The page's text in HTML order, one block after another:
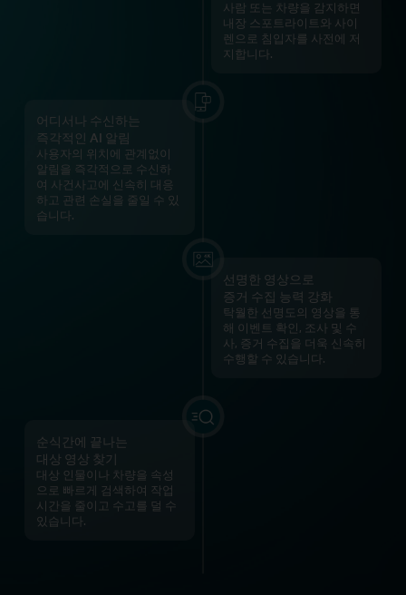
사람 또는 차량을 감지하면
내장 스포트라이트와 사이
렌으로 침입자를 사전에 저
지합니다.
어디서나 수신하는
즉각적인 AI 알림
사용자의 위치에 관계없이
알림을 즉각적으로 수신하
여 사건사고에 신속히 대응
하고 관련 손실을 줄일 수 있
습니다.
선명한 영상으로
증거 수집 능력 강화
탁월한 선명도의 영상을 통
해 이벤트 확인, 조사 및 수
사, 증거 수집을 더욱 신속히
수행할 수 있습니다.
순식간에 끝나는
대상 영상 찾기
대상 인물이나 차량을 속성
으로 빠르게 검색하여 작업
시간을 줄이고 수고를 덜 수
있습니다.